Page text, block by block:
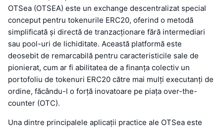
OTSea (OTSEA) este un exchange descentralizat special
conceput pentru tokenurile ERC20, oferind o metodă
simplificată și directă de tranzacționare fără intermediari
sau pool-uri de lichiditate. Această platformă este
deosebit de remarcabilă pentru caracteristicile sale de
pionierat, cum ar fi abilitatea de a finanța colectiv un
portofoliu de tokenuri ERC20 către mai mulți executanți de
ordine, făcându-l o forță inovatoare pe piața over-the-
counter (OTC).
Una dintre principalele aplicații practice ale OTSea este